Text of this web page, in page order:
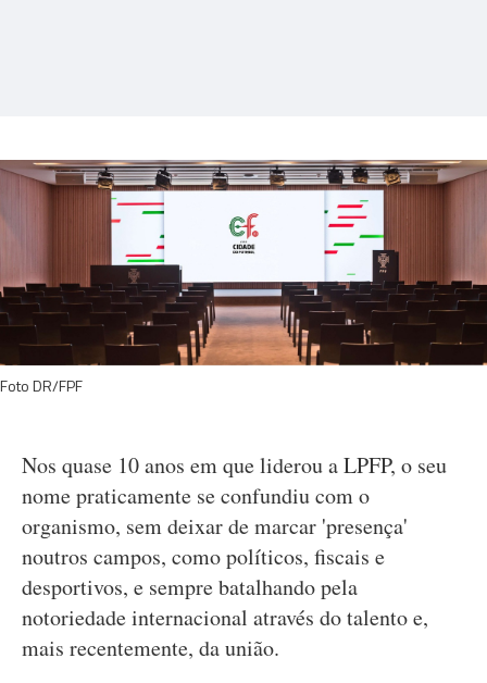
Foto DR/FPF
Nos quase 10 anos em que liderou a LPFP, o seu
nome praticamente se confundiu com o
organismo, sem deixar de marcar 'presença'
noutros campos, como políticos, fiscais e
desportivos, e sempre batalhando pela
notoriedade internacional através do talento e,
mais recentemente, da união.